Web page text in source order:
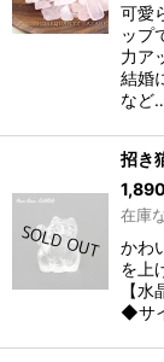
可愛
ップ
力ア
結婚
など
招き
1,890
在庫
かわ
を上
【
◆サ